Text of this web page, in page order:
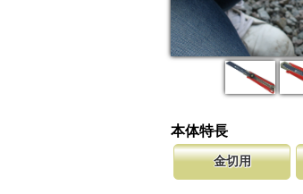
本体特長
金切用